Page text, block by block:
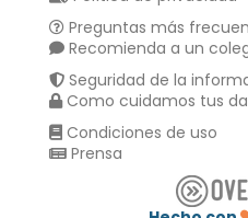
Preguntas más
Recomienda a un
Seguridad de la
Como cuidamos tus
Condiciones de uso
Prensa